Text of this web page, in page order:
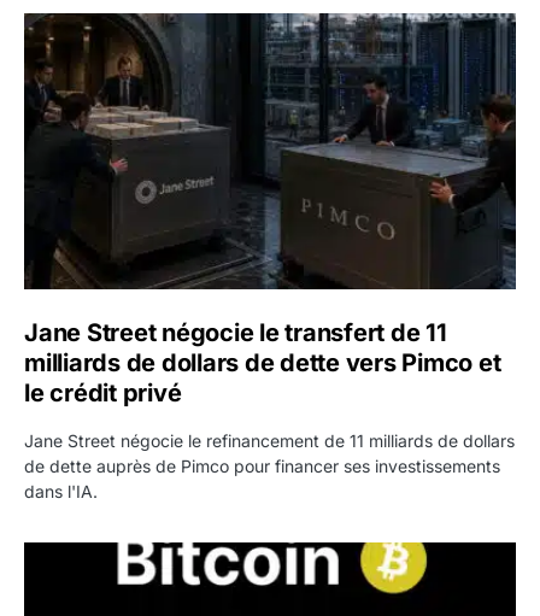
Jane Street négocie le transfert de 11 milliards de
Jane Street négocie le transfert de 11
milliards de dollars de dette vers Pimco et
le crédit privé
Jane Street négocie le refinancement de 11 milliards de dollars
de dette auprès de Pimco pour financer ses investissements
dans l'IA.
Bitcoin stagne à 64 000 dollars pendant que les